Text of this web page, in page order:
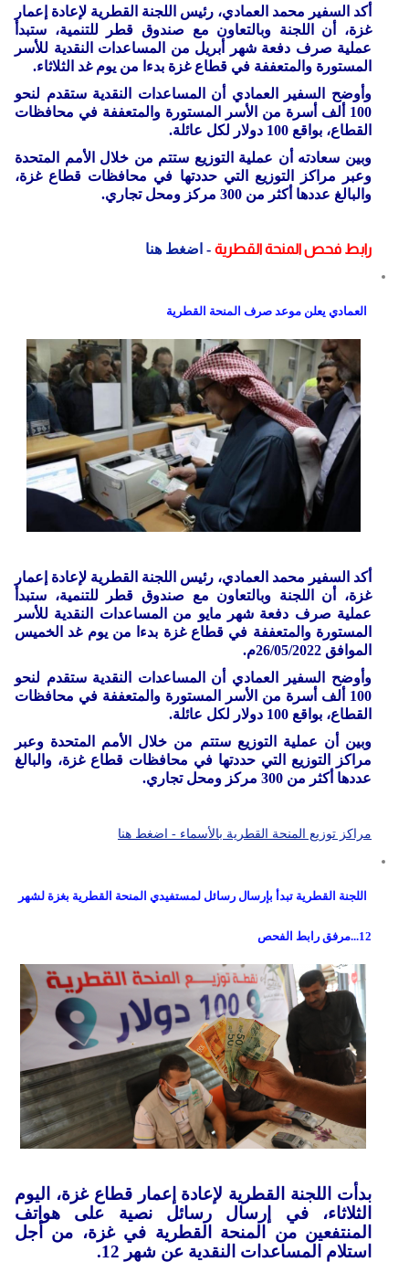
أكد السفير محمد العمادي، رئيس اللجنة القطرية لإعادة إعمار
غزة، أن اللجنة وبالتعاون مع صندوق قطر للتنمية، ستبدأ
عملية صرف دفعة شهر أبريل من المساعدات النقدية للأسر
المستورة والمتعففة في قطاع غزة بدءا من يوم غد الثلاثاء.
وأوضح السفير العمادي أن المساعدات النقدية ستقدم لنحو
100 ألف أسرة من الأسر المستورة والمتعففة في محافظات
القطاع، بواقع 100 دولار لكل عائلة.
وبين سعادته أن عملية التوزيع ستتم من خلال الأمم المتحدة
وعبر مراكز التوزيع التي حددتها في محافظات قطاع غزة،
والبالغ عددها أكثر من 300 مركز ومحل تجاري.
رابط فحص المنحة القطرية - اضغط هنا
العمادي يعلن موعد صرف المنحة القطرية
أكد السفير محمد العمادي، رئيس اللجنة القطرية لإعادة إعمار
غزة، أن اللجنة وبالتعاون مع صندوق قطر للتنمية، ستبدأ
عملية صرف دفعة شهر مايو من المساعدات النقدية للأسر
المستورة والمتعففة في قطاع غزة بدءا من يوم غد الخميس
الموافق 26/05/2022م.
وأوضح السفير العمادي أن المساعدات النقدية ستقدم لنحو
100 ألف أسرة من الأسر المستورة والمتعففة في محافظات
القطاع، بواقع 100 دولار لكل عائلة.
وبين أن عملية التوزيع ستتم من خلال الأمم المتحدة وعبر
مراكز التوزيع التي حددتها في محافظات قطاع غزة، والبالغ
عددها أكثر من 300 مركز ومحل تجاري.
مراكز توزيع المنحة القطرية بالأسماء - اضغط هنا
اللجنة القطرية تبدأ بإرسال رسائل لمستفيدي المنحة القطرية بغزة لشهر
12...مرفق رابط الفحص
بدأت اللجنة القطرية لإعادة إعمار قطاع غزة، اليوم
الثلاثاء، في إرسال رسائل نصية على هواتف
المنتفعين من المنحة القطرية في غزة، من أجل
استلام المساعدات النقدية عن شهر 12.